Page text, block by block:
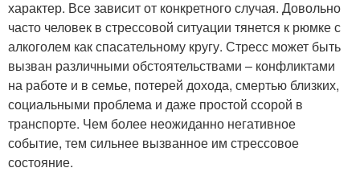
характер. Все зависит от конкретного случая. Довольно
часто человек в стрессовой ситуации тянется к рюмке с
алкоголем как спасательному кругу. Стресс может быть
вызван различными обстоятельствами – конфликтами
на работе и в семье, потерей дохода, смертью близких,
социальными проблема и даже простой ссорой в
транспорте. Чем более неожиданно негативное
событие, тем сильнее вызванное им стрессовое
состояние.